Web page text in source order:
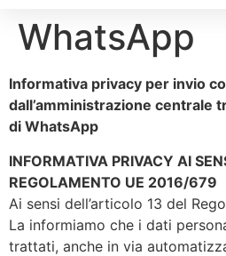
WhatsApp
Informativa privacy per invio
dall’amministrazione centrale
di WhatsApp
INFORMATIVA PRIVACY AI
REGOLAMENTO UE 2016/679
Ai sensi dell’articolo 13 del
La informiamo che i dati
trattati, anche in via